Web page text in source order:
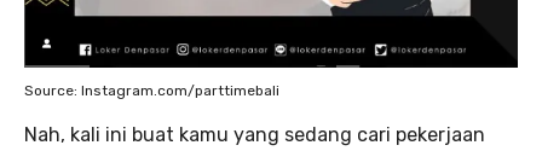
Source: Instagram.com/parttimebali
Nah, kali ini buat kamu yang sedang cari pekerjaan